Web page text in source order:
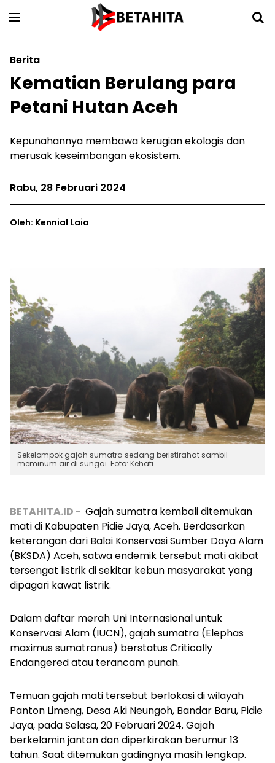
Berita
Kematian Berulang para
Petani Hutan Aceh
Kepunahannya membawa kerugian ekologis dan
merusak keseimbangan ekosistem.
Rabu, 28 Februari 2024
Oleh: Kennial Laia
Sekelompok gajah sumatra sedang beristirahat sambil
meminum air di sungai. Foto: Kehati
BETAHITA.ID - Gajah sumatra kembali ditemukan
mati di Kabupaten Pidie Jaya, Aceh. Berdasarkan
keterangan dari Balai Konservasi Sumber Daya Alam
(BKSDA) Aceh, satwa endemik tersebut mati akibat
tersengat listrik di sekitar kebun masyarakat yang
dipagari kawat listrik.
Dalam daftar merah Uni Internasional untuk
Konservasi Alam (IUCN), gajah sumatra (Elephas
maximus sumatranus) berstatusCritically
Endangeredatau terancam punah.
Temuan gajah mati tersebut berlokasi di wilayah
Panton Limeng, Desa Aki Neungoh, Bandar Baru, Pidie
Jaya, pada Selasa, 20 Februari 2024. Gajah
berkelamin jantan dan diperkirakan berumur 13
tahun. Saat ditemukan gadingnya masih lengkap.